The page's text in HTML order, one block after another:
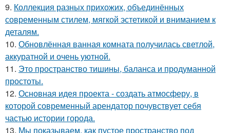
9. Коллекция разных прихожих, объединённых
современным стилем, мягкой эстетикой и вниманием к
деталям.
10. Обновлённая ванная комната получилась светлой,
аккуратной и очень уютной.
11. Это пространство тишины, баланса и продуманной
простоты.
12. Основная идея проекта - создать атмосферу, в
которой современный арендатор почувствует себя
частью истории города.
13. Мы показываем, как пустое пространство под